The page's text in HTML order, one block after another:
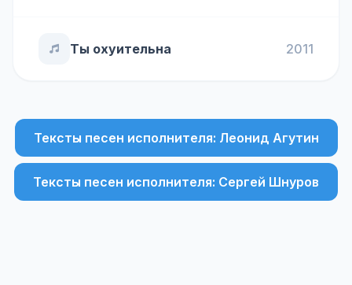
Ты охуительна 2011
Тексты песен исполнителя: Леонид Агутин
Тексты песен исполнителя: Сергей Шнуров